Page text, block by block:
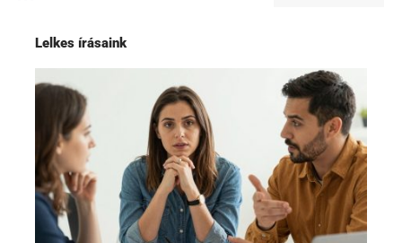
Lelkes írásaink